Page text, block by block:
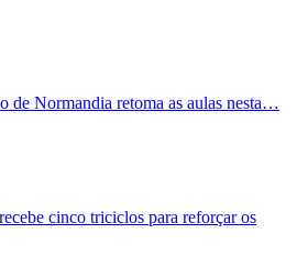
de Normandia retoma as aulas nesta…
cinco triciclos para reforçar os